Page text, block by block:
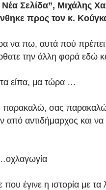
Σελίδα”, Μιχάλης
προς τον κ.
να πω, αυτά πού
την άλλη φορά εδώ
είπα, μα τώρα …
παρακαλώ, σας
από αντιδήμαρχος και
που έγινε η ιστορία με τα